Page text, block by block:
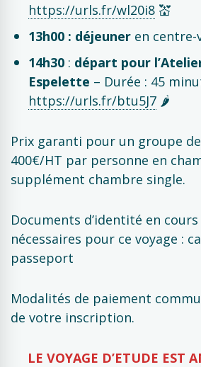
https://urls.fr/wl20i8 💒​
13h00 : déjeuner en centre-
14h30 : départ pour
Espelette – Durée : 45
https://urls.fr/btu5J7 🌶️
Prix garanti pour un groupe
400€/HT par personne en
supplément chambre single.
Documents d’identité en
nécessaires pour ce voyage :
passeport
Modalités de paiement
de votre inscription.
LE VOYAGE D’ETUDE EST